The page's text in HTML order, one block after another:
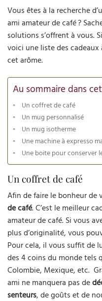
Vous êtes à la recherche
ami amateur de café ?
solutions s’offrent à vous.
voici une liste des
cet arôme.
Au sommaire dans
Un coffret de café
Un mug personnalisé
Un mug isotherme
Une machine à expresso
Une boite pour conserver
Un coffret de café
Afin de faire le bonheur de
de café. C’est le meilleur
amateur de café. Si vous
plus d’originalité, vous
Pour cela, il vous suffit de
des 4 coins du monde tels
Colombie, Mexique, etc.
ami ne manquera pas de
senteurs, de goûts et de